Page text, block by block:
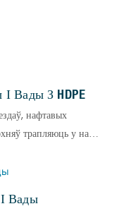
Вады З HDPE
нафтавых
трапляюць у нашы
поўны
Вады